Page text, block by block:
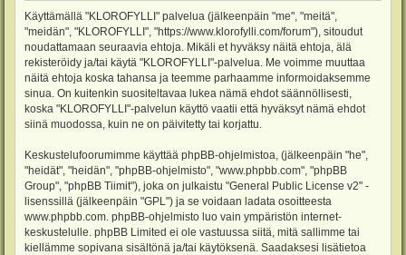
Käyttämällä "KLOROFYLLI" palvelua (jälkeenpäin "me", "meitä",
"meidän", "KLOROFYLLI", "https://www.klorofylli.com/forum"), sitoudut
noudattamaan seuraavia ehtoja. Mikäli et hyväksy näitä ehtoja, älä
rekisteröidy ja/tai käytä "KLOROFYLLI"-palvelua. Me voimme muuttaa
näitä ehtoja koska tahansa ja teemme parhaamme informoidaksemme
sinua. On kuitenkin suositeltavaa lukea nämä ehdot säännöllisesti,
koska "KLOROFYLLI"-palvelun käyttö vaatii että hyväksyt nämä ehdot
siinä muodossa, kuin ne on päivitetty tai korjattu.
Keskustelufoorumimme käyttää phpBB-ohjelmistoa, (jälkeenpäin "he",
"heidät", "heidän", "phpBB-ohjelmisto", "www.phpbb.com", "phpBB
Group", "phpBB Tiimit"), joka on julkaistu "General Public License v2" -
lisenssillä (jälkeenpäin "GPL") ja se voidaan ladata osoitteesta
www.phpbb.com . phpBB-ohjelmisto luo vain ympäristön internet-
keskustelulle. phpBB Limited ei ole vastuussa siitä, mitä sallimme tai
kiellämme sopivana sisältönä ja/tai käytöksenä. Saadaksesi lisätietoa